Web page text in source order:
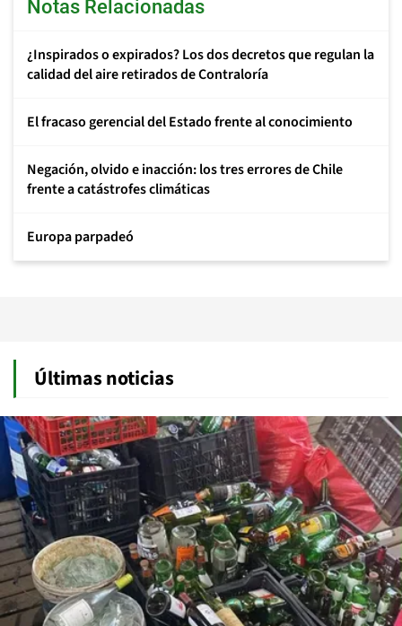
Notas Relacionadas
¿Inspirados o expirados? Los dos decretos que regulan la
calidad del aire retirados de Contraloría
El fracaso gerencial del Estado frente al conocimiento
Negación, olvido e inacción: los tres errores de Chile
frente a catástrofes climáticas
Europa parpadeó
Últimas noticias